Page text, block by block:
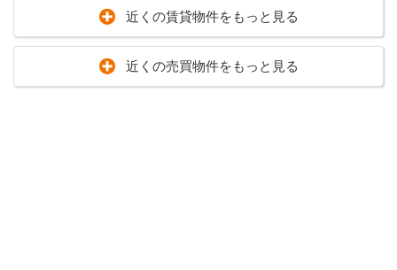
近くの賃貸物件をもっと見る
近くの売買物件をもっと見る